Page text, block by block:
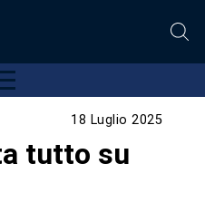
18 Luglio 2025
tutto su